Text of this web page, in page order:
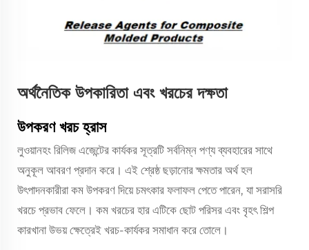
অর্থনৈতিক উপকারিতা এবং খরচের দক্ষতা
উপকরণ খরচ হ্রাস
লুওয়ানহং রিলিজ এজেন্টের কার্যকর সূত্রটি সর্বনিম্ন পণ্য ব্যবহারের সাথে
অনুকূল আবরণ প্রদান করে। এই শ্রেষ্ঠ ছড়ানোর ক্ষমতার অর্থ হল
উৎপাদনকারীরা কম উপকরণ দিয়ে চমৎকার ফলাফল পেতে পারেন, যা সরাসরি
খরচে প্রভাব ফেলে। কম খরচের হার এটিকে ছোট পরিসর এবং বৃহৎ শিল্প
কারখানা উভয় ক্ষেত্রেই খরচ-কার্যকর সমাধান করে তোলে।